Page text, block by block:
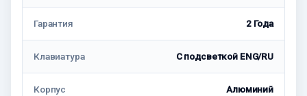
Гарантия 2 Года
Клавиатура С подсветкой ENG/RU
Корпус Алюминий